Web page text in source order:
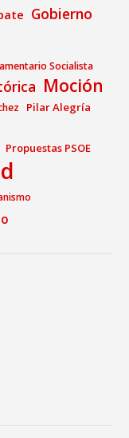
Gobierno
Socialista
Moción
Pilar Alegría
Propuestas PSOE